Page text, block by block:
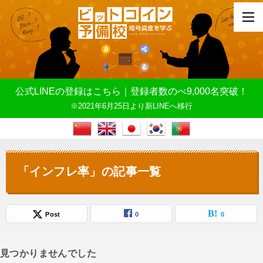
公式LINEの登録はこちら｜登録者数のべ9,000名突破！
※2021年6月25日より新LINEへ移行
「インフレ率」の記事一覧
Post 0 0
見つかりませんでした